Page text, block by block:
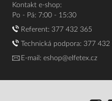
Kontakt e-shop:
Po - Pá: 7:00 - 15:30
Referent: 377 432 365
Technická podpora: 377 432
E-mail: eshop@elfetex.cz